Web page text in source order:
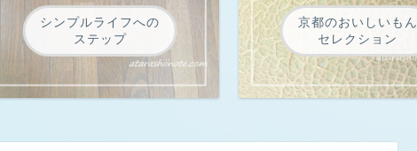
シンプルライフへの
ステップ
京都のおいしいもん
セレクション